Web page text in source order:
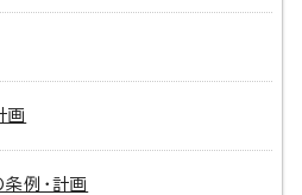
画
条例・計画